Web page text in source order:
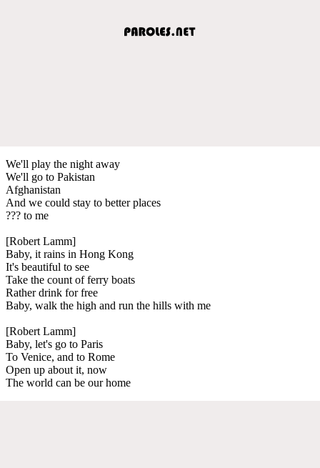
We'll play the night away
We'll go to Pakistan
Afghanistan
And we could stay to better places
??? to me
[Robert Lamm]
Baby, it rains in Hong Kong
It's beautiful to see
Take the count of ferry boats
Rather drink for free
Baby, walk the high and run the hills with me
[Robert Lamm]
Baby, let's go to Paris
To Venice, and to Rome
Open up about it, now
The world can be our home